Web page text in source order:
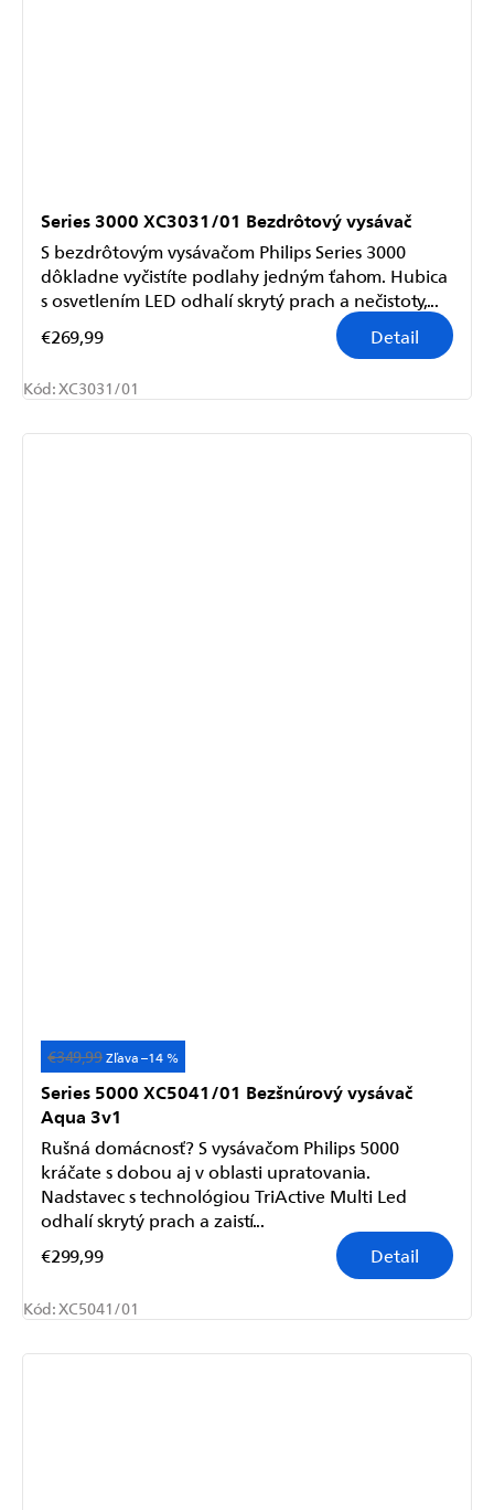
Series 3000 XC3031/01 Bezdrôtový vysávač
€269,99 Detail
S bezdrôtovým vysávačom Philips Series 3000
dôkladne vyčistíte podlahy jedným ťahom. Hubica
s osvetlením LED odhalí skrytý prach a nečistoty,...
Kód:XC3031/01
€349,99 –14 %
Series 5000 XC5041/01 Bezšnúrový vysávač
Aqua 3v1
€299,99 Detail
Rušná domácnosť? S vysávačom Philips 5000
kráčate s dobou aj v oblasti upratovania.
Nadstavec s technológiou TriActive Multi Led
odhalí skrytý prach a zaistí...
Kód:XC5041/01